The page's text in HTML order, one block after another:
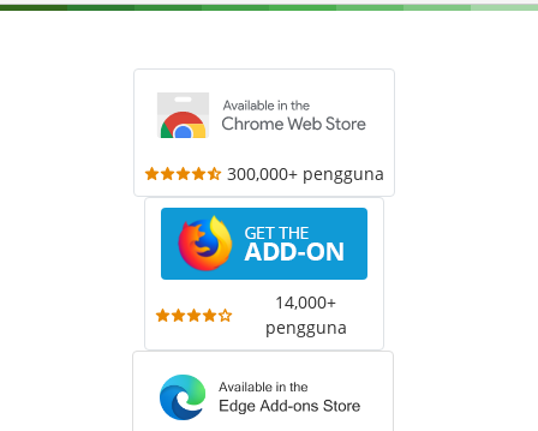
300,000+ pengguna
14,000+
pengguna